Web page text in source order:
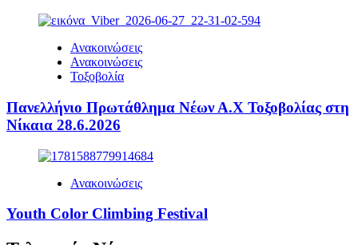
Ανακοινώσεις
Ανακοινώσεις
Τοξοβολία
Πανελλήνιο Πρωτάθλημα Νέων Α.Χ Τοξοβολίας στη
Νίκαια 28.6.2026
Ανακοινώσεις
Youth Color Climbing Festival